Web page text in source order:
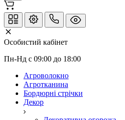
Особистий кабінет
Пн-Нд с 09:00 до 18:00
Агроволокно
Агротканина
Бордюрні стрічки
Декор